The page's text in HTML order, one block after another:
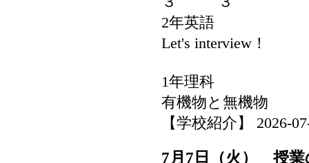
2年英語
Let's interview！
1年理科
有機物と無機物
【学校紹介】 2026-
7月7日（火） 授業